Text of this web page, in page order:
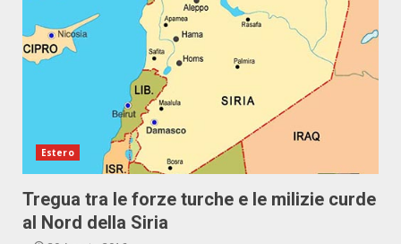
Estero
Tregua tra le forze turche e le milizie curde
al Nord della Siria